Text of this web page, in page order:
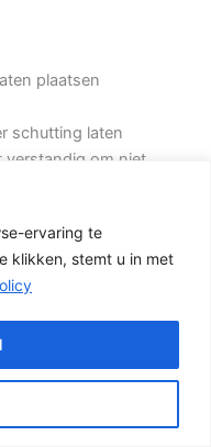
ervaring te
klikken, stemt u in met
plaatsen
schutting laten
verstandig om niet
ook naar de
Prins
achtertuinen en
een goed plan.
dan is een
vaak een
de lengte van de